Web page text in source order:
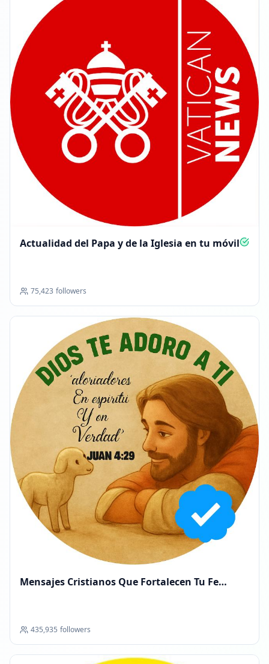
FOLLOWERS INCREASED: +4.0K
08:49
Alcanzó 126.4K seguidores
08:49
Actualidad del Papa y de la Iglesia en tu móvil
75,423 followers
Mensajes Cristianos Que Fortalecen Tu Fe
435,935 followers